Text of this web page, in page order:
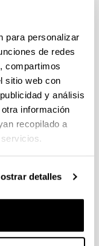
para personalizar
de redes
compartimos
sitio web con
y análisis
información
recopilado a
detalles
Sociales y
del plazo de
en el centro
de 2025.
Learning and
to
DE
08/09/2025 23:59